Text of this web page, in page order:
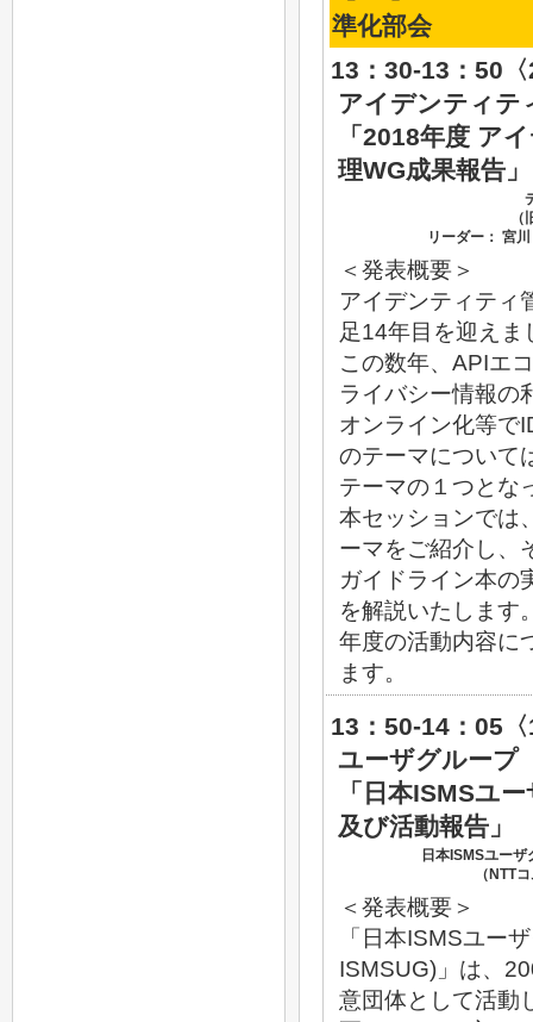
準化部会
13：30-13：50
アイデンティテ
「2018年度 ア
理WG成果報告」
リーダー： 宮
＜発表概要＞
アイデンティティ
足14年目を迎えま
この数年、APIエ
ライバシー情報の
オンライン化等で
のテーマについて
テーマの１つとな
本セッションでは
ーマをご紹介し、
ガイドライン本の
を解説いたします
年度の活動内容に
ます。
13：50-14：05
ユーザグループ
「日本ISMSユ
及び活動報告」
日本ISMSユー
（NTT
＜発表概要＞
「日本ISMSユー
ISMSUG)」は、
意団体として活動